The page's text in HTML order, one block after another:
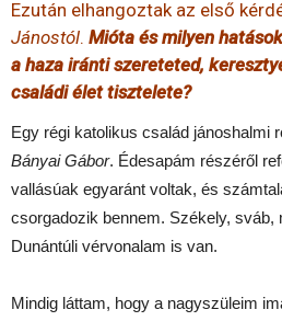
Ezután elhangoztak az első
Jánostól. Mióta és milyen
a haza iránti szereteted,
családi élet tisztelete?
Egy régi katolikus család jánoshalmi
Bányai Gábor. Édesapám részéről
vallásúak egyaránt voltak, és
csorgadozik bennem. Székely, sváb,
Dunántúli vérvonalam is van.
Mindig láttam, hogy a nagyszüleim